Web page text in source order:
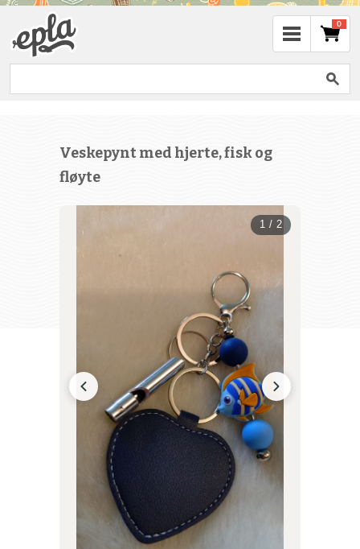
0
Veskepynt med hjerte, fisk og
fløyte
1 / 2